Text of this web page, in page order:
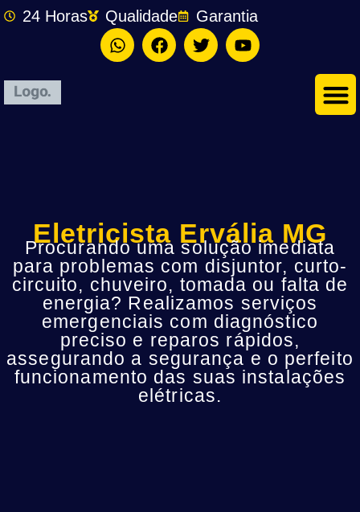
24 Horas Qualidade Garantia
Eletricista Ervália MG
Procurando uma solução imediata
para problemas com disjuntor, curto-
circuito, chuveiro, tomada ou falta de
energia? Realizamos serviços
emergenciais com diagnóstico
preciso e reparos rápidos,
assegurando a segurança e o perfeito
funcionamento das suas instalações
elétricas.